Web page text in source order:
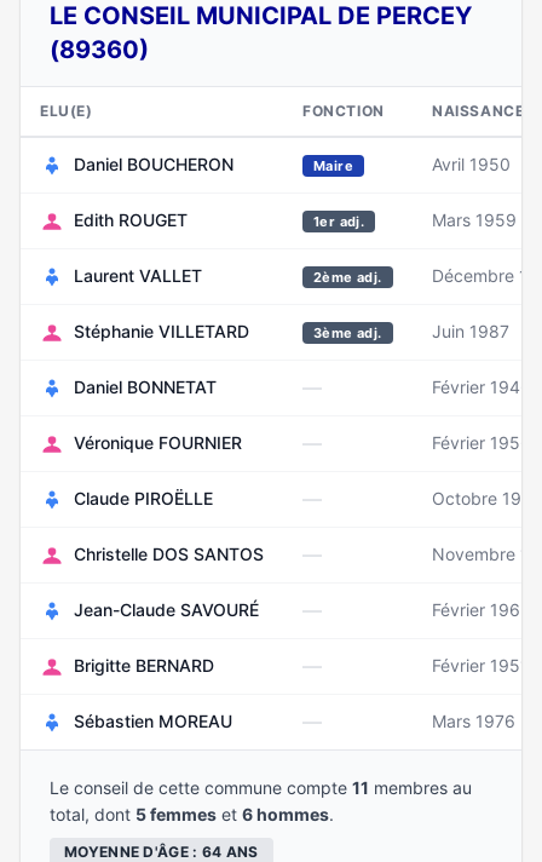
LE CONSEIL MUNICIPAL DE PERCEY
(89360)
ELU(E) FONCTION NAISSANCE
Daniel BOUCHERON Maire Avril 1950
Edith ROUGET 1er adj. Mars 1959
Laurent VALLET 2ème adj. Décembre
Stéphanie VILLETARD 3ème adj. Juin 1987
Daniel BONNETAT — Février 1946
Véronique FOURNIER — Février 1956
Claude PIROËLLE — Octobre 1954
Christelle DOS SANTOS — Novembre
Jean-Claude SAVOURÉ — Février 1963
Brigitte BERNARD — Février 1951
Sébastien MOREAU — Mars 1976
Le conseil de cette commune compte 11 membres au
total, dont 5 femmes et 6 hommes.
MOYENNE D'ÂGE : 64 ANS